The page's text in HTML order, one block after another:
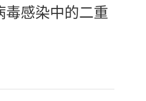
感染中的二重